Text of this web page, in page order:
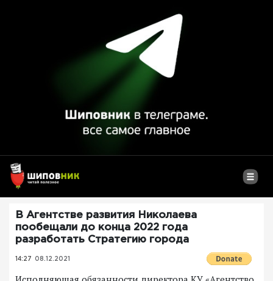
В Агентстве развития Николаева
пообещали до конца 2022 года
разработать Стратегию города
14:27 08.12.2021